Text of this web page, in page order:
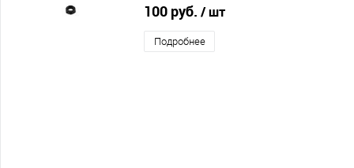
100 руб. / шт
Подробнее